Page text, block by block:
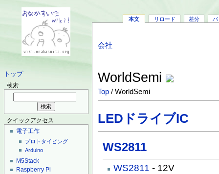
トップ
検索
クイックアクセス
電子工作
プロトタイピング
Arduino
M5Stack
Raspberry Pi
本文 リロード 差分 バ
会社
WorldSemi
Top / WorldSemi
LEDドライブIC
WS2811
WS2811 - 12V